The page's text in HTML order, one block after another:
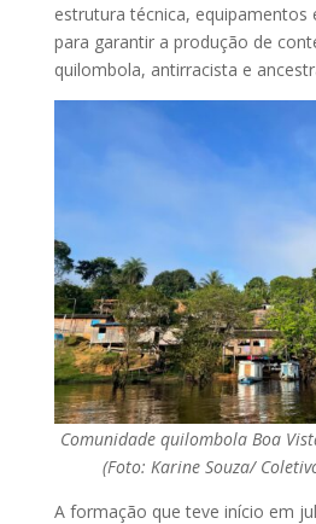
estrutura técnica, equipamentos
para garantir a produção de
quilombola, antirracista e
Comunidade quilombola Boa
(Foto: Karine Souza/
A formação que teve início em